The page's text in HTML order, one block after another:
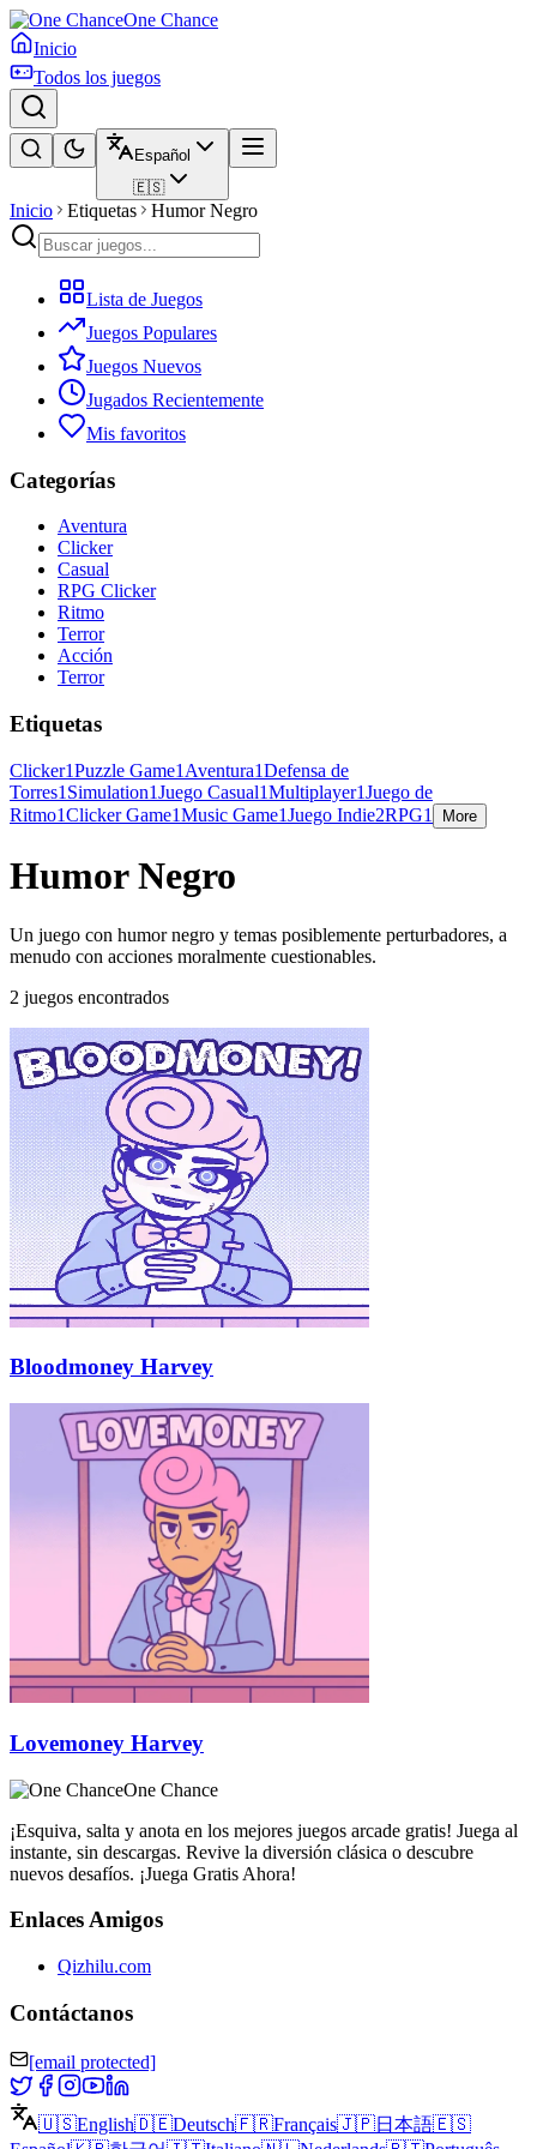
One Chance
Inicio
Todos los juegos
Español
🇪🇸
Inicio Etiquetas Humor Negro
Lista de Juegos
Juegos Populares
Juegos Nuevos
Jugados Recientemente
Mis favoritos
Categorías
Aventura
Clicker
Casual
RPG Clicker
Ritmo
Terror
Acción
Terror
Etiquetas
Clicker1Puzzle Game1 Aventura1Defensa de
Torres1 Simulation1Juego Casual1Multiplayer1Juego de
Ritmo1Clicker Game1Music Game1Juego Indie2RPG1 More
Humor Negro
Un juego con humor negro y temas posiblemente perturbadores, a
menudo con acciones moralmente cuestionables.
2 juegos encontrados
Bloodmoney Harvey
Lovemoney Harvey
One Chance
¡Esquiva, salta y anota en los mejores juegos arcade gratis! Juega al
instante, sin descargas. Revive la diversión clásica o descubre
nuevos desafíos. ¡Juega Gratis Ahora!
Enlaces Amigos
Qizhilu.com
Contáctanos
[email protected]
🇺🇸English🇩🇪Deutsch🇫🇷Français🇯🇵日本語🇪🇸